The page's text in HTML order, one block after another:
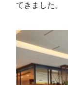
てきました。